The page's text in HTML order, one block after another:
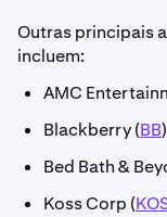
Outras principais
incluem:
AMC
Blackberry (BB)
Bed Bath &
Koss Corp (